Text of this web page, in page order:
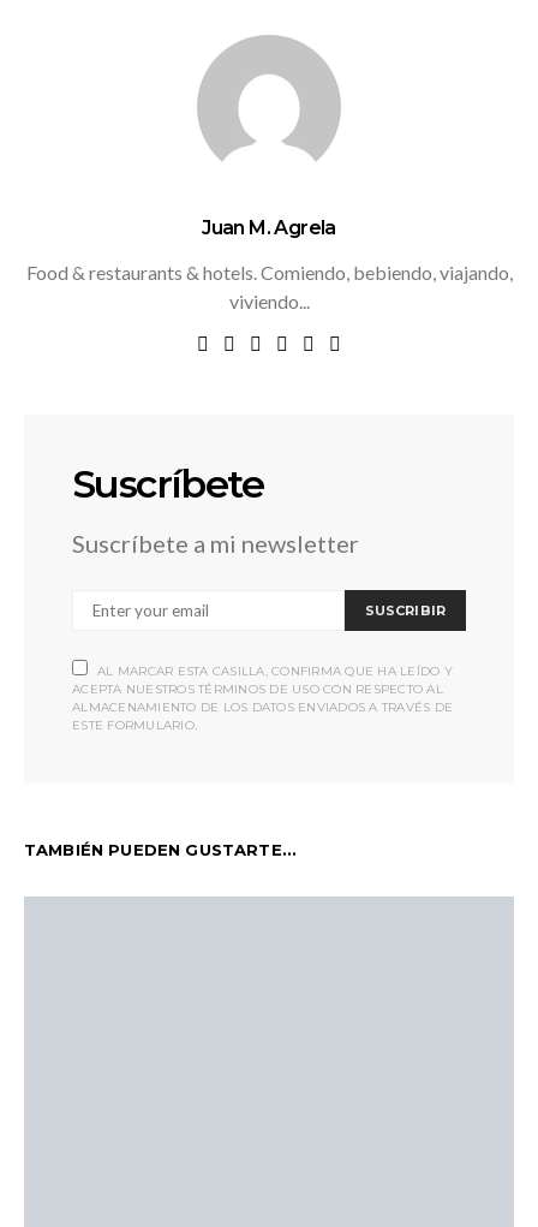
Juan M. Agrela
Food & restaurants & hotels. Comiendo, bebiendo, viajando,
viviendo...
Suscríbete
Suscríbete a mi newsletter
SUSCRIBIR
AL MARCAR ESTA CASILLA, CONFIRMA QUE HA LEÍDO Y
ACEPTA NUESTROS TÉRMINOS DE USO CON RESPECTO AL
ALMACENAMIENTO DE LOS DATOS ENVIADOS A TRAVÉS DE
ESTE FORMULARIO.
TAMBIÉN PUEDEN GUSTARTE...